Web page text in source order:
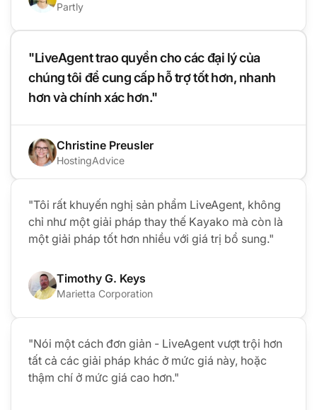
Partly
"LiveAgent trao quyền cho các đại lý của
chúng tôi để cung cấp hỗ trợ tốt hơn, nhanh
hơn và chính xác hơn."
Christine Preusler
HostingAdvice
"Tôi rất khuyến nghị sản phẩm LiveAgent, không
chỉ như một giải pháp thay thế Kayako mà còn là
một giải pháp tốt hơn nhiều với giá trị bổ sung."
Timothy G. Keys
Marietta Corporation
"Nói một cách đơn giản - LiveAgent vượt trội hơn
tất cả các giải pháp khác ở mức giá này, hoặc
thậm chí ở mức giá cao hơn."